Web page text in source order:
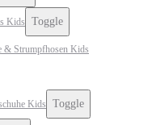
Kids Toggle
& Strumpfhosen Kids
Kids Toggle